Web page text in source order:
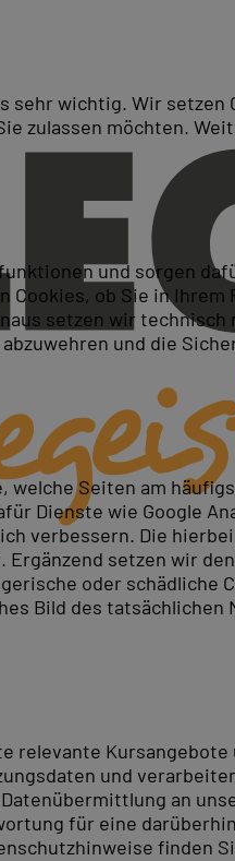
PC-
bei PC-COLLEGEin
der
sehr wichtig. Wir setzen
zulassen möchten.
und sorgen
Cookies, ob Sie in
setzen wir technisch
und die
welche Seiten am
Dienste wie Google
verbessern. Die
setzen wir
oder schädliche
Bild des tatsächlichen
relevante
und
an
für eine
finden